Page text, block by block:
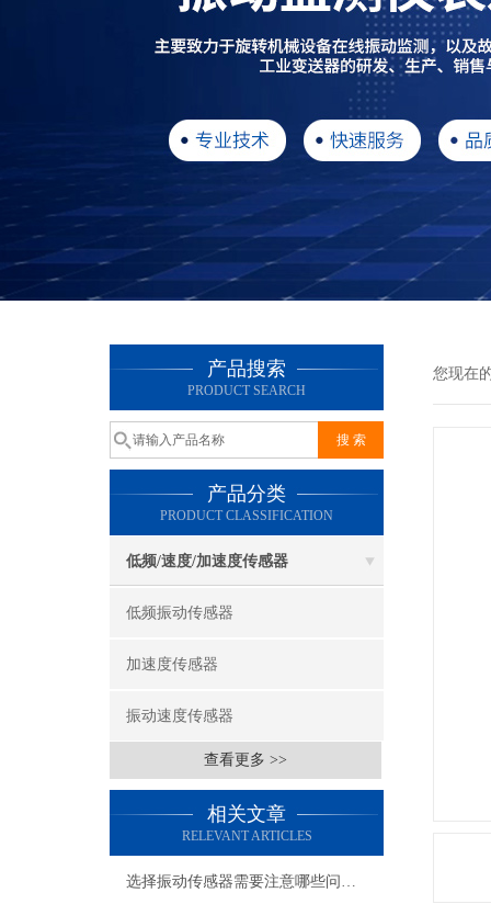
产品搜索
PRODUCT SEARCH
产品分类
PRODUCT CLASSIFICATION
低频/速度/加速度传感器
低频振动传感器
加速度传感器
振动速度传感器
查看更多 >>
相关文章
RELEVANT ARTICLES
选择振动传感器需要注意哪些问题？
您现在